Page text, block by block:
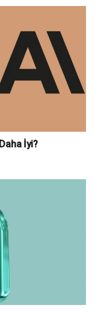
İyi?